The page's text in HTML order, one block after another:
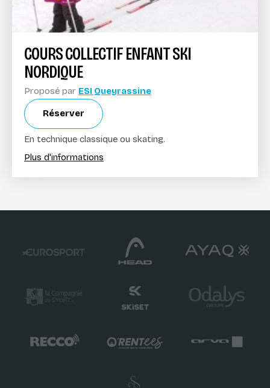
COURS COLLECTIF ENFANT SKI
NORDIQUE
Proposé par ESI Queyrassine
Réserver
En technique classique ou skating.
Plus d'informations